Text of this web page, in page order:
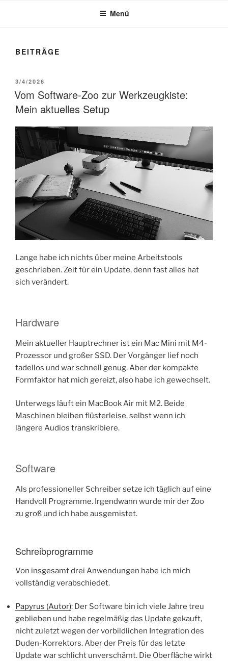
Menü
BEITRÄGE
VERÖFFENTLICHT
AM
3/4/2026
Vom Software-Zoo zur Werkzeugkiste:
Mein aktuelles Setup
Lange habe ich nichts über meine Arbeitstools
geschrieben. Zeit für ein Update, denn fast alles hat
sich verändert.
Hardware
Mein aktueller Hauptrechner ist ein Mac Mini mit M4-
Prozessor und großer SSD. Der Vorgänger lief noch
tadellos und war schnell genug. Aber der kompakte
Formfaktor hat mich gereizt, also habe ich gewechselt.
Unterwegs läuft ein MacBook Air mit M2. Beide
Maschinen bleiben flüsterleise, selbst wenn ich
längere Audios transkribiere.
Software
Als professioneller Schreiber setze ich täglich auf eine
Handvoll Programme. Irgendwann wurde mir der Zoo
zu groß und ich habe ausgemistet.
Schreibprogramme
Von insgesamt drei Anwendungen habe ich mich
vollständig verabschiedet.
Papyrus (Autor): Der Software bin ich viele Jahre treu
geblieben und habe regelmäßig das Update gekauft,
nicht zuletzt wegen der vorbildlichen Integration des
Duden-Korrektors. Aber der Preis für das letzte
Update war schlicht unverschämt. Die Oberfläche wirkt